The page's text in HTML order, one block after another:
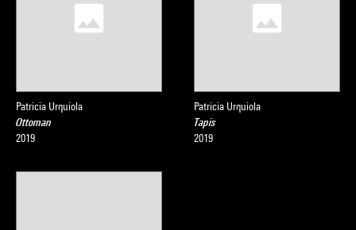
Patricia Urquiola
Ottoman
2019
Patricia Urquiola
Tapis
2019